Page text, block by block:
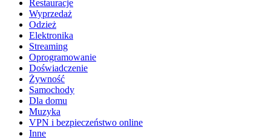
Restauracje
Wyprzedaż
Odzież
Elektronika
Streaming
Oprogramowanie
Doświadczenie
Żywność
Samochody
Dla domu
Muzyka
VPN i bezpieczeństwo online
Inne